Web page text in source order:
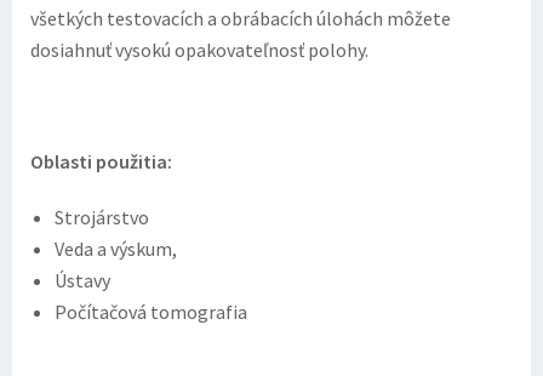
všetkých testovacích a obrábacích úlohách môžete
dosiahnuť vysokú opakovateľnosť polohy.
Oblasti použitia:
Strojárstvo
Veda a výskum,
Ústavy
Počítačová tomografia